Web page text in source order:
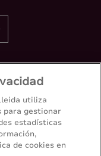
utiliza
para gestionar
estadísticas
de cookies en